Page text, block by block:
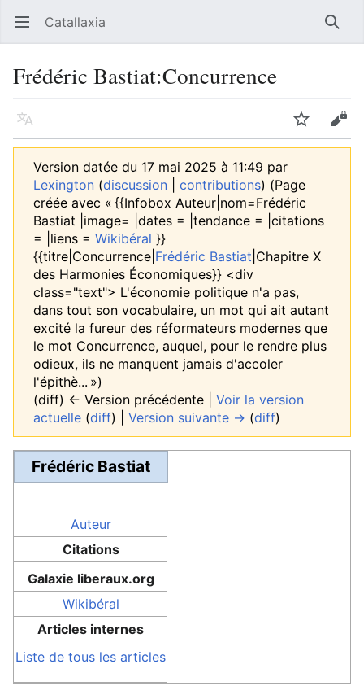
Ouvrir le menu principal Catallaxia
Frédéric Bastiat:Concurrence
Langue Suivre
Version datée du 17 mai 2025 à 11:49 par
Lexington (discussion contributions) (Page
créée avec « {{Infobox Auteur|nom=Frédéric
Bastiat |image= |dates = |tendance = |citations
= |liens = Wikibéral }}
{{titre|Concurrence| Frédéric Bastiat |Chapitre X
des Harmonies Économiques}} <div
class="text"> L'économie politique n'a pas,
dans tout son vocabulaire, un mot qui ait autant
excité la fureur des réformateurs modernes que
le mot Concurrence, auquel, pour le rendre plus
odieux, ils ne manquent jamais d'accoler
l'épithè... »)
(diff) ← Version précédente | Voir la version
actuelle (diff) | Version suivante → (diff)
Frédéric Bastiat
Auteur
Citations
Galaxie liberaux.org
Wikibéral
Articles internes
Liste de tous les articles